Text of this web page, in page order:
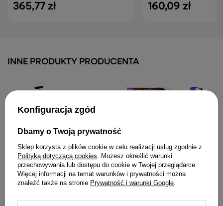
365,77 zł 160,09 zł
INNE PRODUKTY PRODUCENTA
Rower Trójkołowy PRO50
Rowerek Z Rączką Do
Prowadzenia Różowy
112,41 zł
Auto Terenowe Zdalnie
Sterowane RC 1:8
Amortyzatory
Pomarańczowy
179,18 zł
Konfiguracja zgód
Dbamy o Twoją prywatność
Sklep korzysta z plików cookie w celu realizacji usług zgodnie z
Polityką dotyczącą cookies. Możesz określić warunki
przechowywania lub dostępu do cookie w Twojej przeglądarce.
Więcej informacji na temat warunków i prywatności można
znaleźć także na stronie Prywatność i warunki Google.